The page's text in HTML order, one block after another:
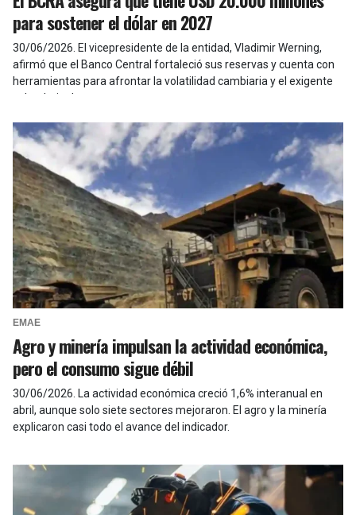
para sostener el dólar en 2027
30/06/2026 El vicepresidente de la entidad, Vladimir Werning,
afirmó que el Banco Central fortaleció sus reservas y cuenta con
herramientas para afrontar la volatilidad cambiaria y el exigente
calendario de pagos.
EMAE
Agro y minería impulsan la actividad económica,
pero el consumo sigue débil
30/06/2026 La actividad económica creció 1,6% interanual en
abril, aunque solo siete sectores mejoraron. El agro y la minería
explicaron casi todo el avance del indicador.